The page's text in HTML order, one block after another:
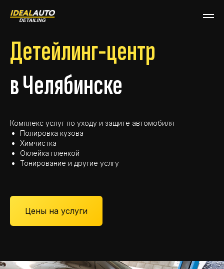
Детейлинг-центр
в Челябинске
Комплекс услуг по уходу и защите автомобиля
Полировка кузова
Химчистка
Оклейка пленкой
Тонирование и другие услгу
Цены на услуги